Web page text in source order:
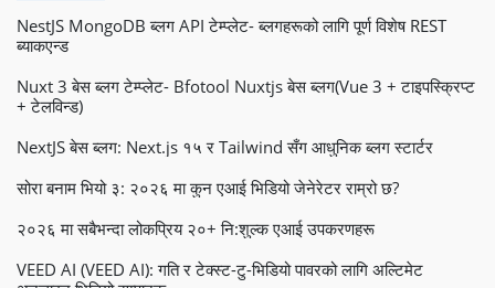
NestJS MongoDB ब्लग API टेम्प्लेट- ब्लगहरूको लागि पूर्ण विशेष REST
ब्याकएन्ड
Nuxt 3 बेस ब्लग टेम्प्लेट- Bfotool Nuxtjs बेस ब्लग(Vue 3 + टाइपस्क्रिप्ट
+ टेलविन्ड)
NextJS बेस ब्लग: Next.js १५ र Tailwind सँग आधुनिक ब्लग स्टार्टर
सोरा बनाम भियो ३: २०२६ मा कुन एआई भिडियो जेनेरेटर राम्रो छ?
२०२६ मा सबैभन्दा लोकप्रिय २०+ नि:शुल्क एआई उपकरणहरू
VEED AI (VEED AI): गति र टेक्स्ट-टु-भिडियो पावरको लागि अल्टिमेट